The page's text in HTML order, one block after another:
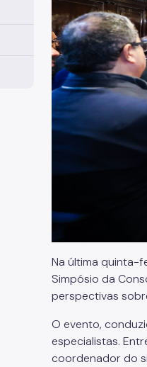
Na última quinta-
Simpósio da
perspectivas
O evento,
especialistas.
coordenador do